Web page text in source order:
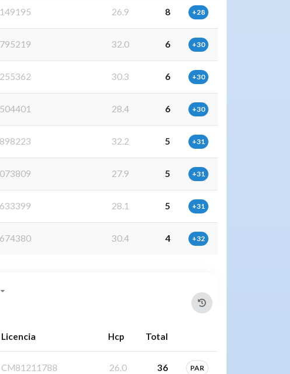
26.9 8 +28
32.0 6 +30
30.3 6 +30
28.4 6 +30
32.2 5 +31
27.9 5 +31
28.1 5 +31
30.4 4 +32
Licencia Hcp Total
CM81211788 26.0 36 PAR